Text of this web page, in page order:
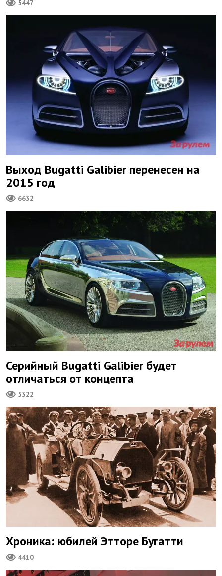
5447
Выход Bugatti Galibier перенесен на
2015 год
6632
Серийный Bugatti Galibier будет
отличаться от концепта
5322
Хроника: юбилей Этторе Бугатти
4410